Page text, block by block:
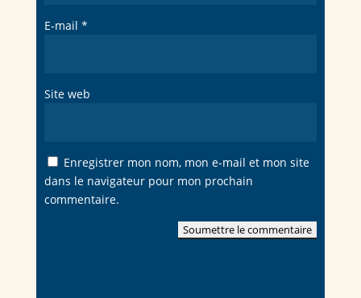
E-mail *
Site web
Enregistrer mon nom, mon e-mail et mon site
dans le navigateur pour mon prochain
commentaire.
Soumettre le commentaire